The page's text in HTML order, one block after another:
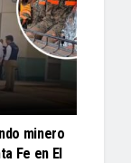
minero
Fe en El